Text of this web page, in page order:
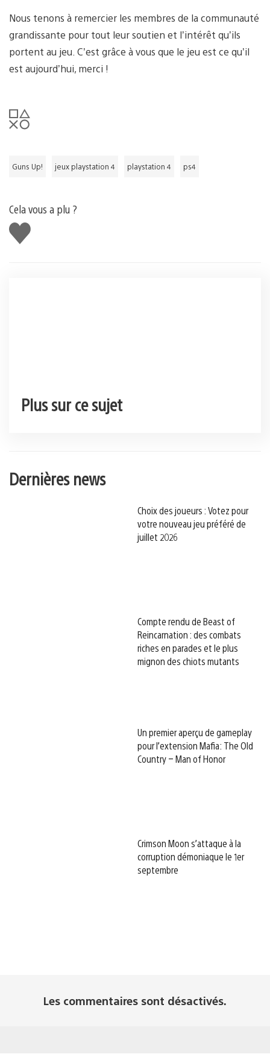
Nous tenons à remercier les membres de la communauté
grandissante pour tout leur soutien et l’intérêt qu’ils
portent au jeu. C’est grâce à vous que le jeu est ce qu’il
est aujourd’hui, merci !
Guns Up! jeux playstation 4 playstation 4 ps4
Cela vous a plu ?
J'aime
Plus sur ce sujet
Dernières news
Choix des joueurs : Votez pour
votre nouveau jeu préféré de
juillet 2026
Compte rendu de Beast of
Reincarnation : des combats
riches en parades et le plus
mignon des chiots mutants
Un premier aperçu de gameplay
pour l’extension Mafia: The Old
Country – Man of Honor
Crimson Moon s’attaque à la
corruption démoniaque le 1er
septembre
Les commentaires sont désactivés.